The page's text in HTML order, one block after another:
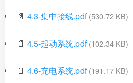
📄 4.3-集中接线.pdf (530.72 KB)
📄 4.5-起动系统.pdf (102.34 KB)
📄 4.6-充电系统.pdf (191.17 KB)